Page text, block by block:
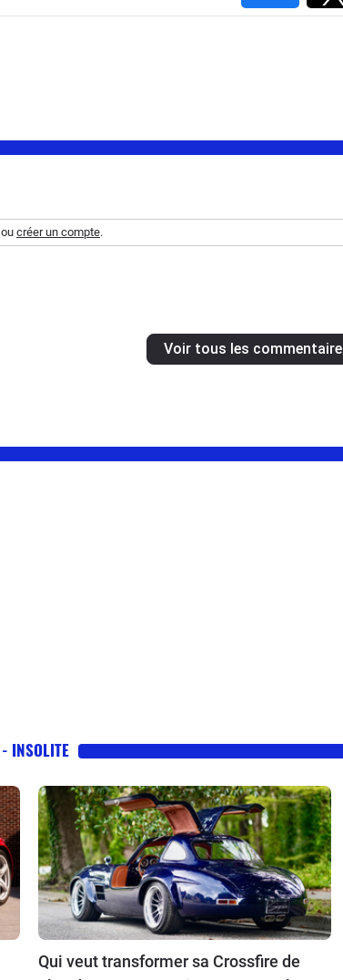
créer un compte.
Voir tous les
INSOLITE
Qui veut transformer sa Crossfire de